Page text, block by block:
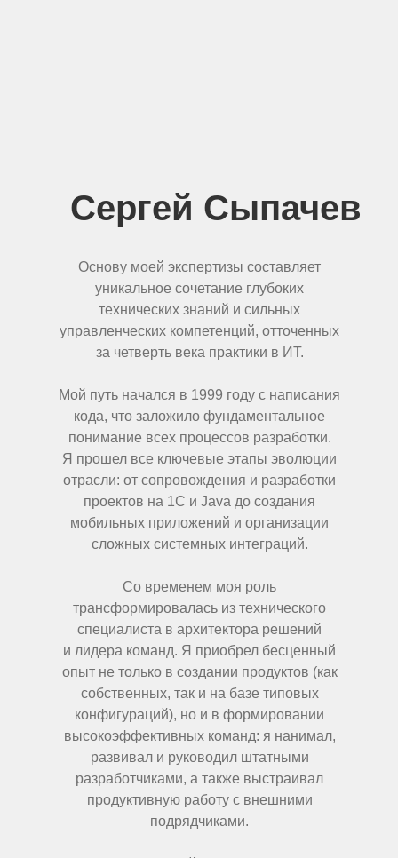
Сергей Сыпачев
Основу моей экспертизы составляет
уникальное сочетание глубоких
технических знаний и сильных
управленческих компетенций, отточенных
за четверть века практики в ИТ.
Мой путь начался в 1999 году с написания
кода, что заложило фундаментальное
понимание всех процессов разработки.
Я прошел все ключевые этапы эволюции
отрасли: от сопровождения и разработки
проектов на 1С и Java до создания
мобильных приложений и организации
сложных системных интеграций.
Со временем моя роль
трансформировалась из технического
специалиста в архитектора решений
и лидера команд. Я приобрел бесценный
опыт не только в создании продуктов (как
собственных, так и на базе типовых
конфигураций), но и в формировании
высокоэффективных команд: я нанимал,
развивал и руководил штатными
разработчиками, а также выстраивал
продуктивную работу с внешними
подрядчиками.